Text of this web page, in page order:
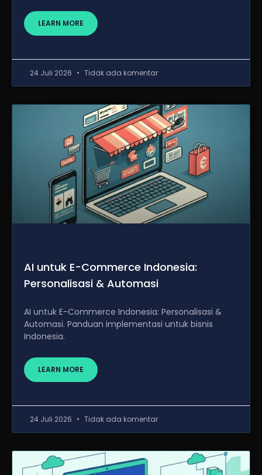
LEARN MORE
24 Juli 2026 Tidak ada komentar
AI untuk E-Commerce Indonesia:
Personalisasi & Automasi
AI untuk E-Commerce Indonesia: Personalisasi &
Automasi. Panduan implementasi untuk bisnis
Indonesia.
LEARN MORE
24 Juli 2026 Tidak ada komentar